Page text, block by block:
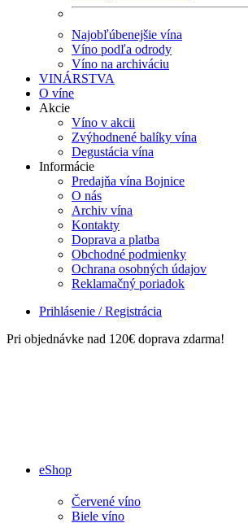
Najobľúbenejšie vína
Víno podľa odrody
Víno na archiváciu
VINÁRSTVA
O víne
Akcie
Víno v akcii
Zvýhodnené balíky vína
Degustácia vína
Informácie
Predajňa vína Bojnice
O nás
Archiv vína
Kontakty
Doprava a platba
Obchodné podmienky
Ochrana osobných údajov
Reklamačný poriadok
Prihlásenie / Registrácia
Pri objednávke nad 120€ doprava zdarma!
eShop
Červené víno
Biele víno